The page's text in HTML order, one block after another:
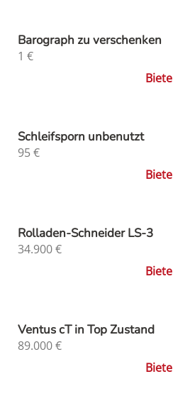
Barograph zu verschenken
1 €
Biete
Schleifsporn unbenutzt
95€
Biete
Rolladen-Schneider LS-3
34.900€
Biete
Ventus cT in Top Zustand
89.000€
Biete